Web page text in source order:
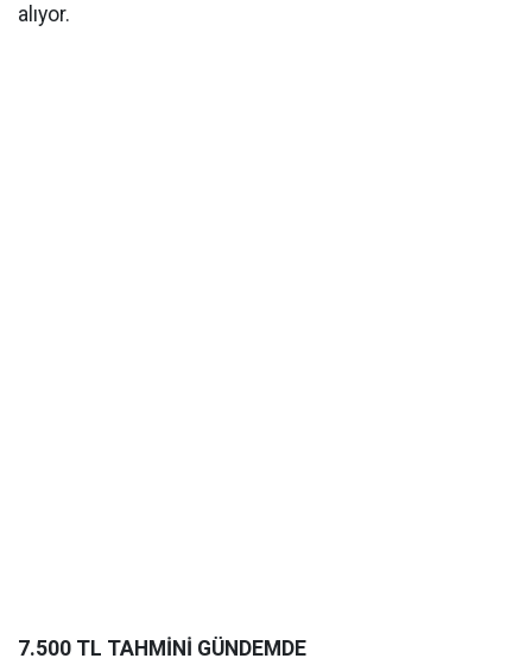
alıyor.
7.500 TL TAHMİNİ GÜNDEMDE